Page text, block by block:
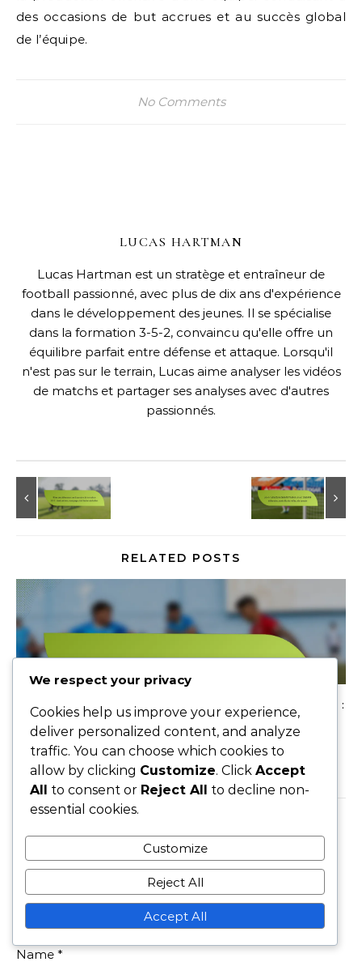
des occasions de but accrues et au succès global
de l’équipe.
No Comments
LUCAS HARTMAN
Lucas Hartman est un stratège et entraîneur de
football passionné, avec plus de dix ans d'expérience
dans le développement des jeunes. Il se spécialise
dans la formation 3-5-2, convaincu qu'elle offre un
équilibre parfait entre défense et attaque. Lorsqu'il
n'est pas sur le terrain, Lucas aime analyser les vidéos
de matchs et partager ses analyses avec d'autres
passionnés.
RELATED POSTS
Rôles de joueur polyvalents dans la formation 3-5-2 :
Flexibilité, Multi-positionnement, Ajustements
tactiques
20/02/2026
LEAVE A REPLY
Your email address will not be published. Required
fields are marked
Name *
We respect your privacy
Cookies help us improve your experience,
deliver personalized content, and analyze
traffic. You can choose which cookies to
allow by clicking Customize. Click Accept
All to consent or Reject All to decline non-
essential cookies.
Customize
Reject All
Accept All